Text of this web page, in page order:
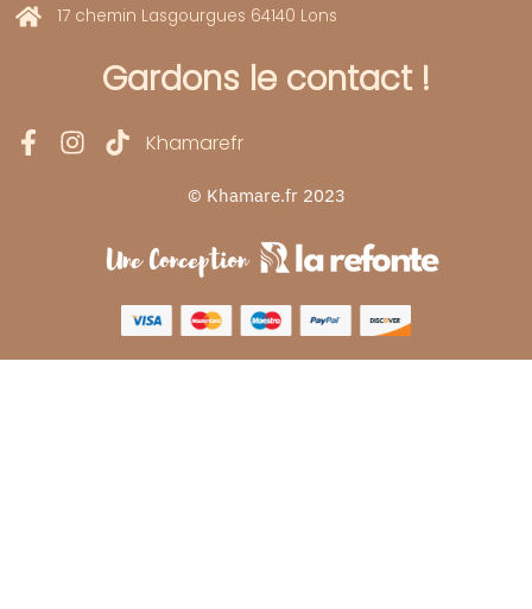
17 chemin Lasgourgues 64140 Lons
Gardons le contact !
Khamarefr
© Khamare.fr 2023